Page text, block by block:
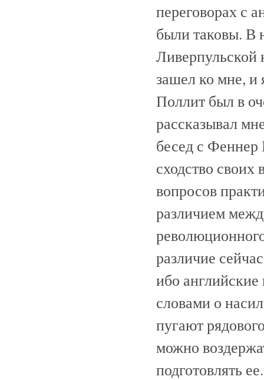
переговорах с
были таковы. В
Ливерпульской
зашел ко мне, и
Поллит был в
рассказывал
бесед с
сходство своих
вопросов
различием
различие
ибо
словами о
пугают
можно
подготовлять